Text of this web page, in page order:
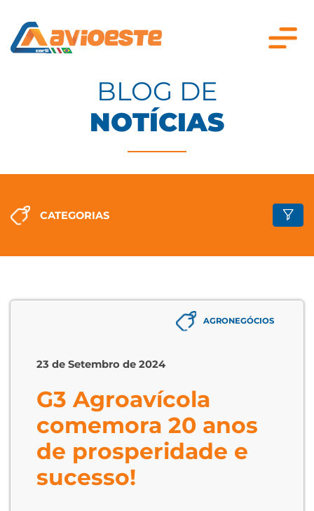
BLOG DE
NOTÍCIAS
CATEGORIAS
AGRONEGÓCIOS
23 de Setembro de 2024
G3 Agroavícola
comemora 20 anos
de prosperidade e
sucesso!